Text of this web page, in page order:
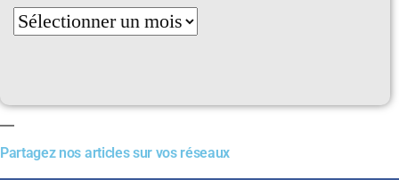
Partagez nos articles sur vos réseaux